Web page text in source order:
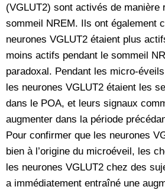
(VGLUT2) sont activés de manière
sommeil NREM. Ils ont également
neurones VGLUT2 étaient plus
moins actifs pendant le sommeil
paradoxal. Pendant les micro-
les neurones VGLUT2 étaient les
dans le POA, et leurs signaux
augmenter dans la période
Pour confirmer que les neurones
bien à l’origine du microéveil, les
les neurones VGLUT2 chez des
a immédiatement entraîné une